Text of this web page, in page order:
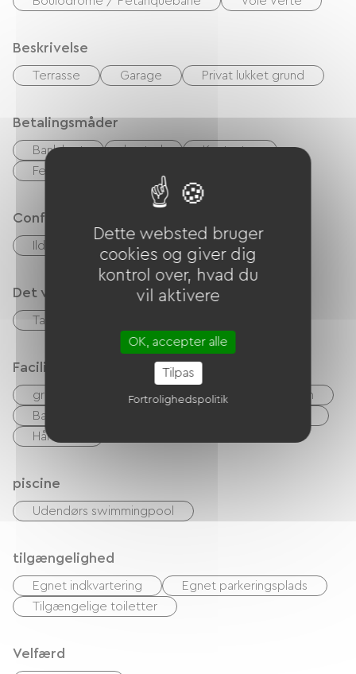
Beskrivelse
Terrasse Garage Privat lukket grund
Betalingsmåder
Bank kort kontrol
Kontanter
Feriekuponer (ANCV)
Confort
Ildsted
Det vi er gode til
Table d'hôtes
Faciliteter
gratis WIFI TV TNT
Hi-fi-system
Barbecue
Hårtørrer
piscine
Udendørs swimmingpool
tilgængelighed
Egnet indkvartering
Egnet parkeringsplads
Tilgængelige toiletter
Velfærd
Dette websted bruger
cookies og giver dig
kontrol over, hvad du
vil aktivere
OK, accepter alle
Tilpas
Fortrolighedspolitik